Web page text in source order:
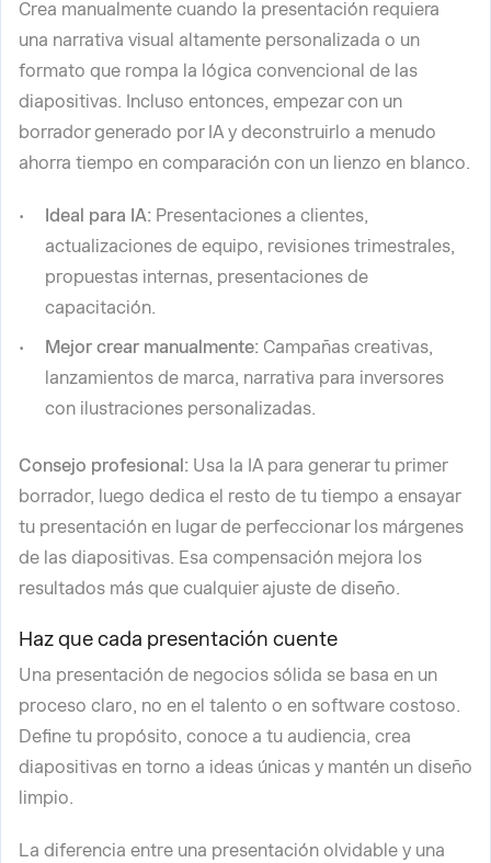
Crea manualmente cuando la presentación requiera
una narrativa visual altamente personalizada o un
formato que rompa la lógica convencional de las
diapositivas. Incluso entonces, empezar con un
borrador generado por IA y deconstruirlo a menudo
ahorra tiempo en comparación con un lienzo en blanco.
Ideal para IA: Presentaciones a clientes,
actualizaciones de equipo, revisiones trimestrales,
propuestas internas, presentaciones de
capacitación.
Mejor crear manualmente: Campañas creativas,
lanzamientos de marca, narrativa para inversores
con ilustraciones personalizadas.
Consejo profesional: Usa la IA para generar tu primer
borrador, luego dedica el resto de tu tiempo a ensayar
tu presentación en lugar de perfeccionar los márgenes
de las diapositivas. Esa compensación mejora los
resultados más que cualquier ajuste de diseño.
Haz que cada presentación cuente
Una presentación de negocios sólida se basa en un
proceso claro, no en el talento o en software costoso.
Define tu propósito, conoce a tu audiencia, crea
diapositivas en torno a ideas únicas y mantén un diseño
limpio.
La diferencia entre una presentación olvidable y una